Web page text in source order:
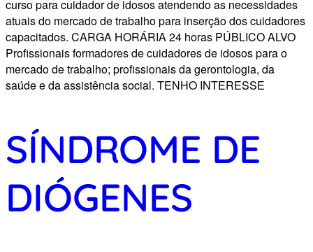
curso para cuidador de idosos atendendo as necessidades
atuais do mercado de trabalho para inserção dos cuidadores
capacitados. CARGA HORÁRIA 24 horas PÚBLICO ALVO
Profissionais formadores de cuidadores de idosos para o
mercado de trabalho; profissionais da gerontologia, da
saúde e da assistência social. TENHO INTERESSE
SÍNDROME DE
DIÓGENES